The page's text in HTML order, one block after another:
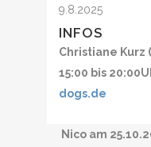
9.8.2025
INFOS
Christiane Kurz
15:00 bis
dogs.de
Nico am